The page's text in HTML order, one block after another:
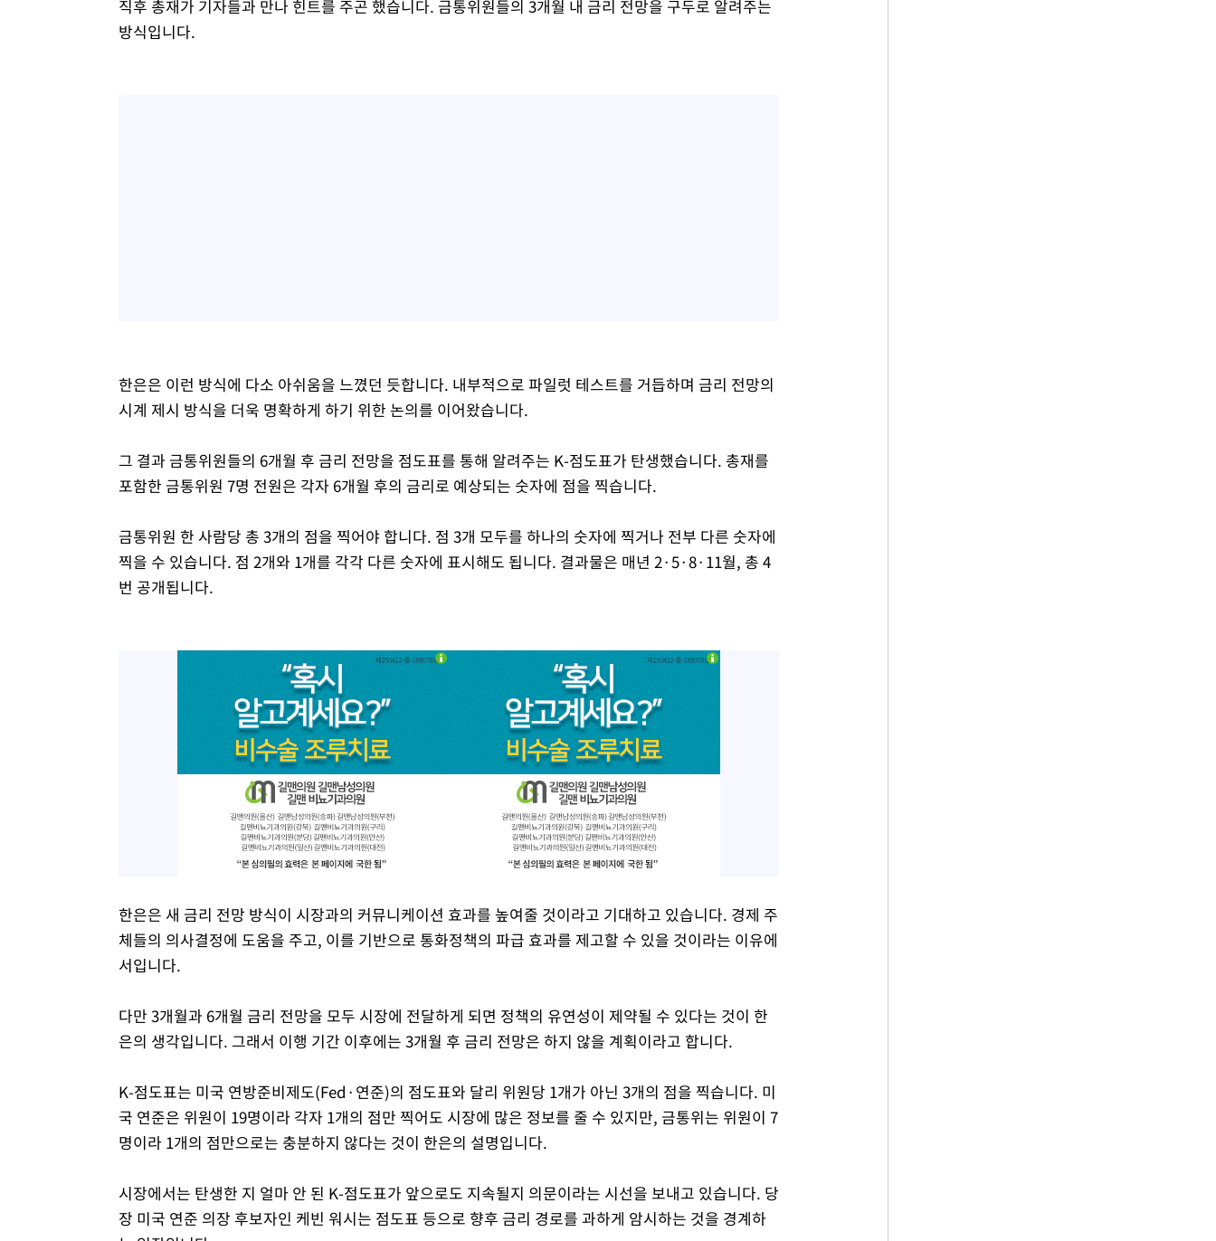
직후 총재가 기자들과 만나 힌트를 주곤 했습니다. 금통위원들의 3개월 내 금리 전망을 구두로 알려주는
방식입니다.
한은은 이런 방식에 다소 아쉬움을 느꼈던 듯합니다. 내부적으로 파일럿 테스트를 거듭하며 금리 전망의
시계 제시 방식을 더욱 명확하게 하기 위한 논의를 이어왔습니다.
그 결과 금통위원들의 6개월 후 금리 전망을 점도표를 통해 알려주는 K-점도표가 탄생했습니다. 총재를
포함한 금통위원 7명 전원은 각자 6개월 후의 금리로 예상되는 숫자에 점을 찍습니다.
금통위원 한 사람당 총 3개의 점을 찍어야 합니다. 점 3개 모두를 하나의 숫자에 찍거나 전부 다른 숫자에
찍을 수 있습니다. 점 2개와 1개를 각각 다른 숫자에 표시해도 됩니다. 결과물은 매년 2·5·8·11월, 총 4
번 공개됩니다.
한은은 새 금리 전망 방식이 시장과의 커뮤니케이션 효과를 높여줄 것이라고 기대하고 있습니다. 경제 주
체들의 의사결정에 도움을 주고, 이를 기반으로 통화정책의 파급 효과를 제고할 수 있을 것이라는 이유에
서입니다.
다만 3개월과 6개월 금리 전망을 모두 시장에 전달하게 되면 정책의 유연성이 제약될 수 있다는 것이 한
은의 생각입니다. 그래서 이행 기간 이후에는 3개월 후 금리 전망은 하지 않을 계획이라고 합니다.
K-점도표는 미국 연방준비제도(Fed·연준)의 점도표와 달리 위원당 1개가 아닌 3개의 점을 찍습니다. 미
국 연준은 위원이 19명이라 각자 1개의 점만 찍어도 시장에 많은 정보를 줄 수 있지만, 금통위는 위원이 7
명이라 1개의 점만으로는 충분하지 않다는 것이 한은의 설명입니다.
시장에서는 탄생한 지 얼마 안 된 K-점도표가 앞으로도 지속될지 의문이라는 시선을 보내고 있습니다. 당
장 미국 연준 의장 후보자인 케빈 워시는 점도표 등으로 향후 금리 경로를 과하게 암시하는 것을 경계하